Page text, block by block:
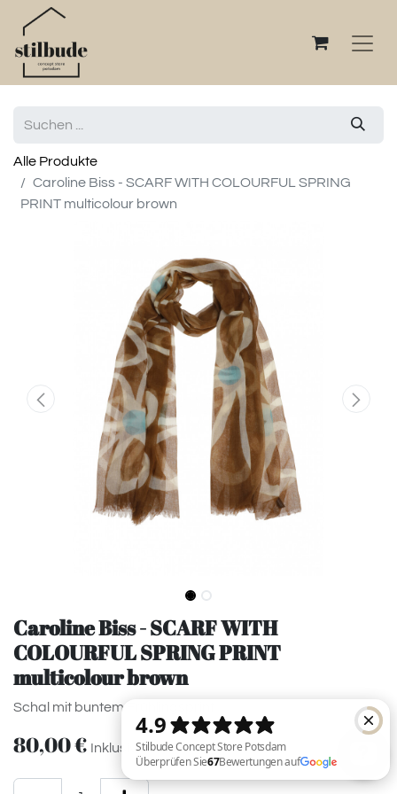
Alle Produkte
Caroline Biss - SCARF WITH COLOURFUL SPRING
PRINT multicolour brown
Caroline Biss - SCARF WITH
COLOURFUL SPRING PRINT
multicolour brown
Schal mit buntem Frühlingsprint
80,00€ Inklusive MwSt.